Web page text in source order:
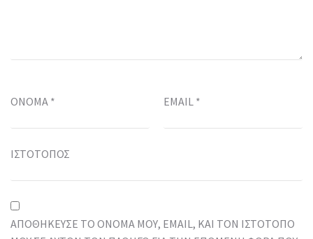
ΌΝΟΜΑ * EMAIL *
ΙΣΤΌΤΟΠΟΣ
ΑΠΟΘΉΚΕΥΣΕ ΤΟ ΌΝΟΜΆ ΜΟΥ, EMAIL, ΚΑΙ ΤΟΝ ΙΣΤΌΤΟΠΟ